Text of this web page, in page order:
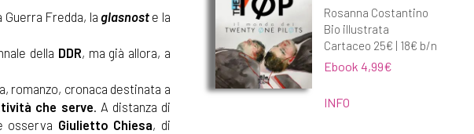
Fredda, la glasnost e la
della DDR, ma già allora, a
romanzo, cronaca destinata a
che serve. A distanza di
osserva Giulietto Chiesa, di
Rosanna Costantino
Bio illustrata
Cartaceo 25€ | 18€ b/n
Ebook 4,99€
INFO